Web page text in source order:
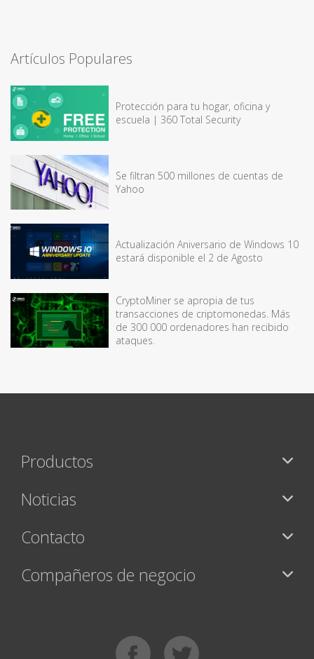
Artículos Populares
Protección para tu hogar, oficina y
escuela | 360 Total Security
Se filtran 500 millones de cuentas de
Yahoo
Actualización Aniversario de Windows 10
estará disponible el 2 de Agosto
CryptoMiner se apropia de tus
transacciones de criptomonedas. Más
de 300 000 ordenadores han recibido
ataques.
Productos
Noticias
Contacto
Compañeros de negocio